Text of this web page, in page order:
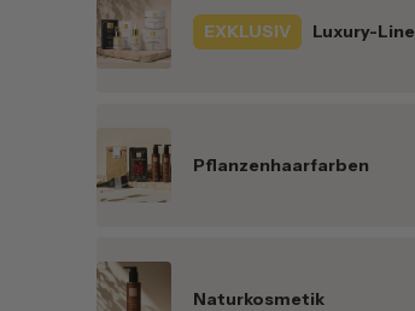
EXKLUSIV Luxury-Line
Pflanzenhaarfarben
Naturkosmetik